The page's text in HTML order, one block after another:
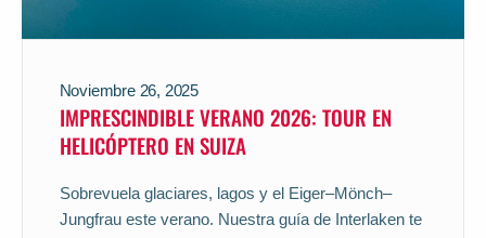
Noviembre 26, 2025
IMPRESCINDIBLE VERANO 2026: TOUR EN
HELICÓPTERO EN SUIZA
Sobrevuela glaciares, lagos y el Eiger–Mönch–
Jungfrau este verano. Nuestra guía de Interlaken te